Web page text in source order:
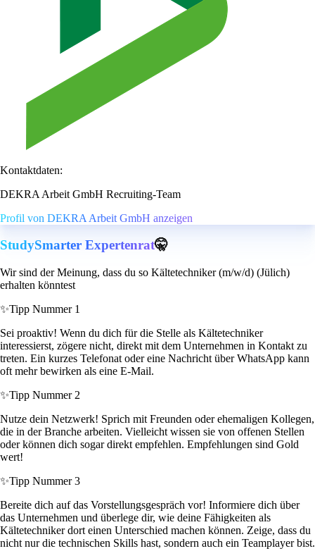
Kontaktdaten:
DEKRA Arbeit GmbH Recruiting-Team
Profil von DEKRA Arbeit GmbH anzeigen
StudySmarter Expertenrat🤫
Wir sind der Meinung, dass du so Kältetechniker (m/w/d) (Jülich)
erhalten könntest
✨Tipp Nummer 1
Sei proaktiv! Wenn du dich für die Stelle als Kältetechniker
interessierst, zögere nicht, direkt mit dem Unternehmen in Kontakt zu
treten. Ein kurzes Telefonat oder eine Nachricht über WhatsApp kann
oft mehr bewirken als eine E-Mail.
✨Tipp Nummer 2
Nutze dein Netzwerk! Sprich mit Freunden oder ehemaligen Kollegen,
die in der Branche arbeiten. Vielleicht wissen sie von offenen Stellen
oder können dich sogar direkt empfehlen. Empfehlungen sind Gold
wert!
✨Tipp Nummer 3
Bereite dich auf das Vorstellungsgespräch vor! Informiere dich über
das Unternehmen und überlege dir, wie deine Fähigkeiten als
Kältetechniker dort einen Unterschied machen können. Zeige, dass du
nicht nur die technischen Skills hast, sondern auch ein Teamplayer bist.